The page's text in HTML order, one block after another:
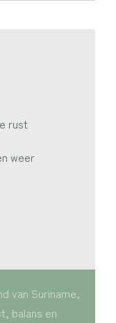
rust
weer
van Suriname,
balans en